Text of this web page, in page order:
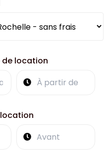
de location